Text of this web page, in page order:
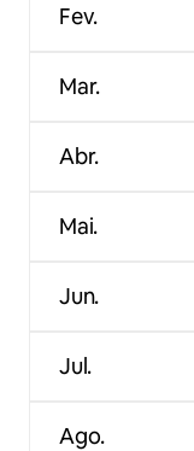
Fev.
Mar.
Abr.
Mai.
Jun.
Jul.
Ago.